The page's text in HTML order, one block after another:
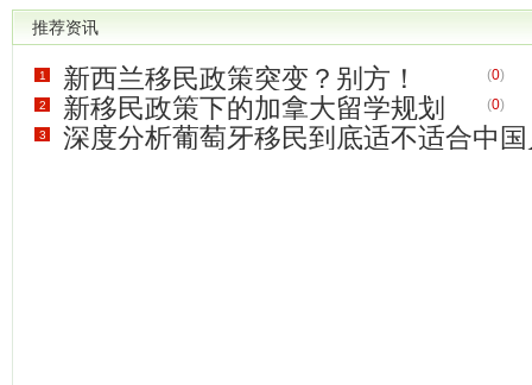
推荐资讯
1 新西兰移民政策突变？别方！ (0)
2 新移民政策下的加拿大留学规划 (0)
3 深度分析葡萄牙移民到底适不适合中